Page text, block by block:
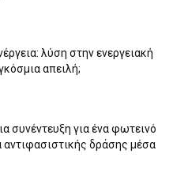
λύση στην ενεργειακή
απειλή;
συνέντευξη για ένα φωτεινό
αντιφασιστικής δράσης μέσα